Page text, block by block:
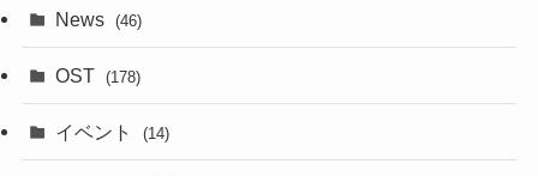
News (46)
OST (178)
イベント (14)